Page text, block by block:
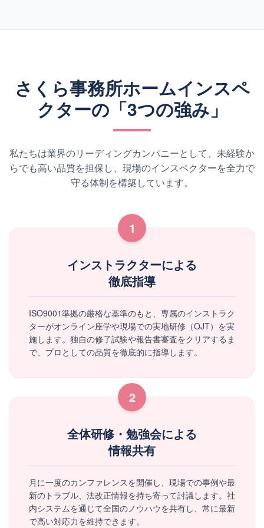
さくら事務所ホームインスペ
クターの「3つの強み」
私たちは業界のリーディングカンパニーとして、未経験か
らでも高い品質を担保し、現場のインスペクターを全力で
守る体制を構築しています。
1
インストラクターによる
徹底指導
ISO9001準拠の厳格な基準のもと、専属のインストラク
ターがオンライン座学や現場での実地研修（OJT）を実
施します。独自の修了試験や報告書審査をクリアするま
で、プロとしての品質を徹底的に指導します。
2
全体研修・勉強会による
情報共有
月に一度のカンファレンスを開催し、現場での事例や最
新のトラブル、法改正情報を持ち寄って討議します。社
内システムを通じて全国のノウハウを共有し、常に最新
で高い対応力を維持できます。